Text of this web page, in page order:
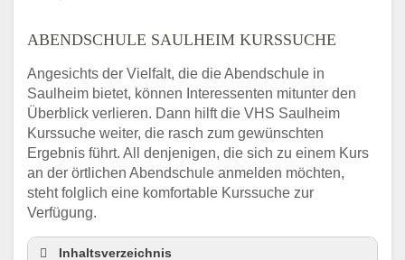
ABENDSCHULE SAULHEIM KURSSUCHE
Angesichts der Vielfalt, die die Abendschule in
Saulheim bietet, können Interessenten mitunter den
Überblick verlieren. Dann hilft die VHS Saulheim
Kurssuche weiter, die rasch zum gewünschten
Ergebnis führt. All denjenigen, die sich zu einem Kurs
an der örtlichen Abendschule anmelden möchten,
steht folglich eine komfortable Kurssuche zur
Verfügung.
Inhaltsverzeichnis